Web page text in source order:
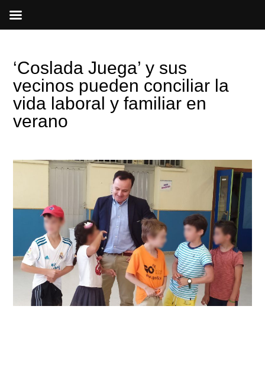
‘Coslada Juega’ y sus
vecinos pueden conciliar la
vida laboral y familiar en
verano